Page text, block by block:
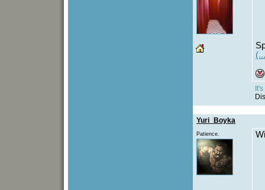
Yuri_Boyka
Patience.